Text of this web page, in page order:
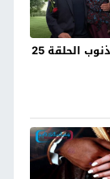
مسلسل ورود وذنوب الحلقة 25